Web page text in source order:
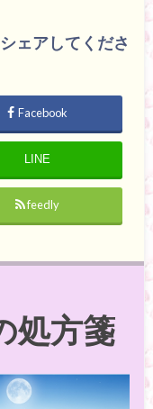
ェアしてくださ
Facebook
LINE
feedly
処方箋